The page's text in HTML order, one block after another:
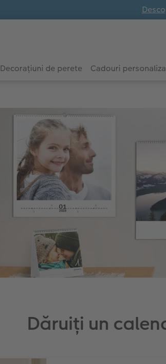
Decorațiuni de perete Cadouri
Dăruiți un